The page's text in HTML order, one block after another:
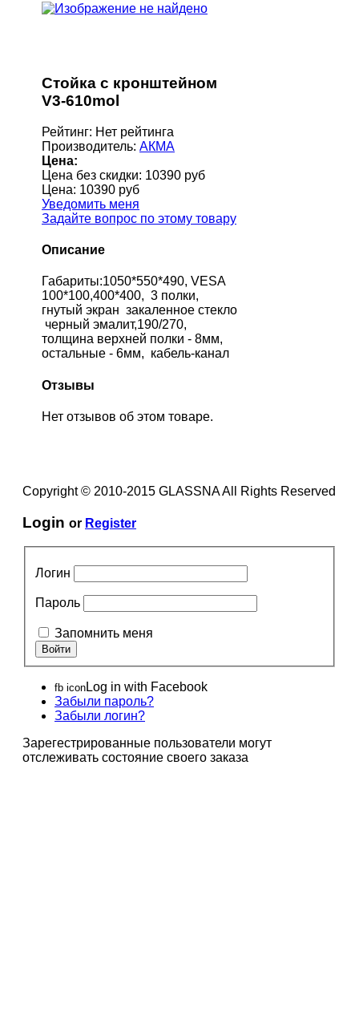
Стойка с кронштейном
V3-610mol
Рейтинг: Нет рейтинга
Производитель: АКМА
Цена:
Цена без скидки: 10390 руб
Цена: 10390 руб
Уведомить меня
Задайте вопрос по этому товару
Описание
Габариты:1050*550*490, VESA
100*100,400*400, 3 полки,
гнутый экран закаленное стекло
черный эмалит,190/270,
толщина верхней полки - 8мм,
остальные - 6мм, кабель-канал
Отзывы
Нет отзывов об этом товаре.
Copyright © 2010-2015 GLASSNA All Rights Reserved
Login or Register
Логин
Пароль
Запомнить меня
fb icon Log in with Facebook
Забыли пароль?
Забыли логин?
Зарегестрированные пользователи могут
отслеживать состояние своего заказа